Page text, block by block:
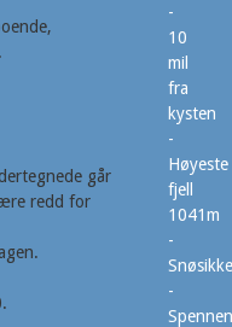
går
redd for
-
10
mil
fra
kysten
-
Høyeste
fjell
1041m
-
-